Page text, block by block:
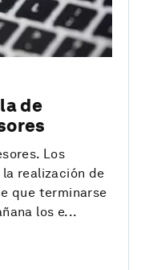
de
Los
realización de
que terminarse
los e...